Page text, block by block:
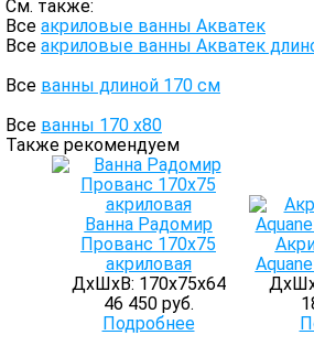
См. также:
Все акриловые ванны Акватек
Все акриловые ванны Акватек
Все ванны длиной 170 см
Все ванны 170 х80
Также рекомендуем
Ванна Радомир
Прованс 170х75
акриловая
ДхШхВ: 170х75х64
46 450 руб.
Подробнее